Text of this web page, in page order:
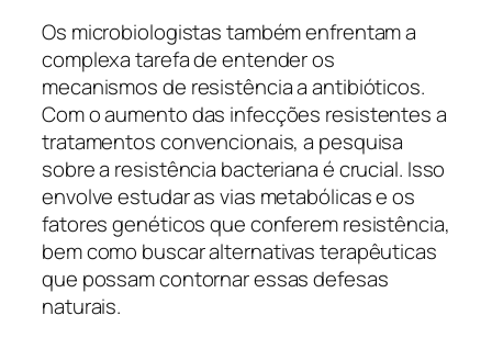
Os microbiologistas também enfrentam a
complexa tarefa de entender os
mecanismos de resistência a antibióticos.
Com o aumento das infecções resistentes a
tratamentos convencionais, a pesquisa
sobre a resistência bacteriana é crucial. Isso
envolve estudar as vias metabólicas e os
fatores genéticos que conferem resistência,
bem como buscar alternativas terapêuticas
que possam contornar essas defesas
naturais.